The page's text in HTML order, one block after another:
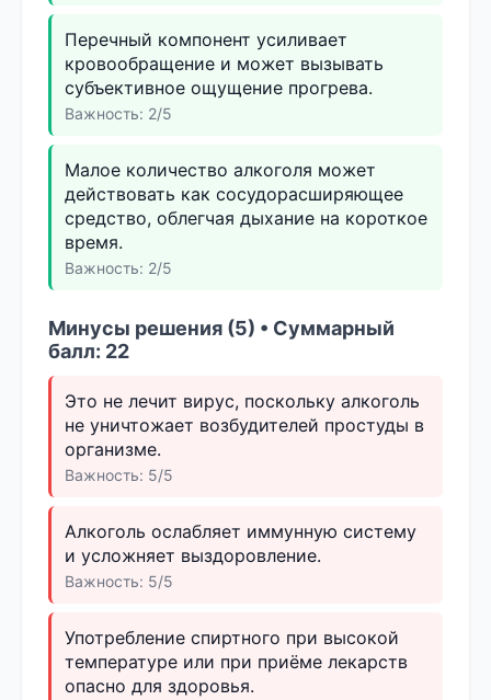
Перечный компонент усиливает
кровообращение и может вызывать
субъективное ощущение прогрева.
Важность: 2/5
Малое количество алкоголя может
действовать как сосудорасширяющее
средство, облегчая дыхание на короткое
время.
Важность: 2/5
Минусы решения (5) • Суммарный
балл: 22
Это не лечит вирус, поскольку алкоголь
не уничтожает возбудителей простуды в
организме.
Важность: 5/5
Алкоголь ослабляет иммунную систему
и усложняет выздоровление.
Важность: 5/5
Употребление спиртного при высокой
температуре или при приёме лекарств
опасно для здоровья.